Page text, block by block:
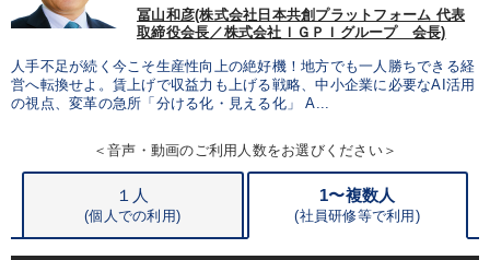
冨山和彦(株式会社日本共創プラットフォーム 代表
取締役会長／株式会社ＩＧＰＩグループ 会長)
人手不足が続く今こそ生産性向上の絶好機！地方でも一人勝ちできる経
営へ転換せよ。賃上げで収益力も上げる戦略、中小企業に必要なAI活用
の視点、変革の急所「分ける化・見える化」 A...
＜音声・動画のご利用人数をお選びください＞
１人
(個人での利用)
1〜複数人
(社員研修等で利用)